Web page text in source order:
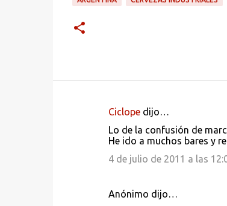
Ciclopedijo…
Lo de la confusión de
He ido a muchos bares y
4 de julio de 2011 a las
Anónimo dijo…